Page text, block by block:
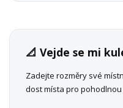
📐 Vejde se mi
Zadejte rozměry své
dost místa pro pohodlnou